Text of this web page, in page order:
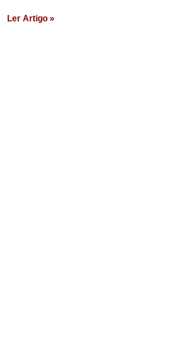
Ler Artigo »